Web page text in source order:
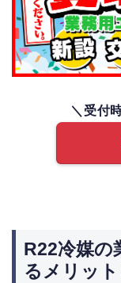
＼受付
R22冷媒の
るメリッ